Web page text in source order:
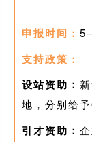
申报时间：
支持政策：
设站资助：
地，分别给
引才资助：